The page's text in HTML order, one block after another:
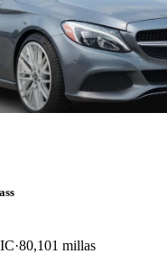
80,101 millas